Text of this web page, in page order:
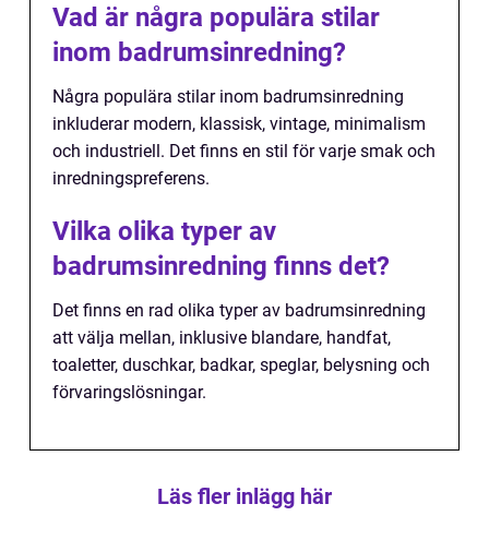
Vad är några populära stilar
inom badrumsinredning?
Några populära stilar inom badrumsinredning
inkluderar modern, klassisk, vintage, minimalism
och industriell. Det finns en stil för varje smak och
inredningspreferens.
Vilka olika typer av
badrumsinredning finns det?
Det finns en rad olika typer av badrumsinredning
att välja mellan, inklusive blandare, handfat,
toaletter, duschkar, badkar, speglar, belysning och
förvaringslösningar.
Läs fler inlägg här